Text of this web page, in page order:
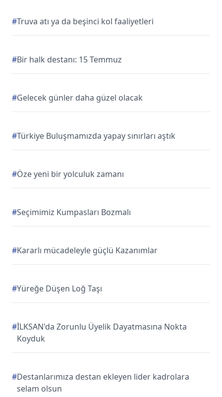
#Truva atı ya da beşinci kol faaliyetleri
#Bir halk destanı: 15 Temmuz
#Gelecek günler daha güzel olacak
#Türkiye Buluşmamızda yapay sınırları aştık
#Öze yeni bir yolculuk zamanı
#Seçimimiz Kumpasları Bozmalı
#Kararlı mücadeleyle güçlü Kazanımlar
#Yüreğe Düşen Loğ Taşı
#İLKSAN'da Zorunlu Üyelik Dayatmasına Nokta
Koyduk
#Destanlarımıza destan ekleyen lider kadrolara
selam olsun